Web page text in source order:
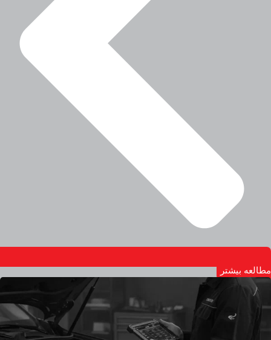
مطالعه بیشتر